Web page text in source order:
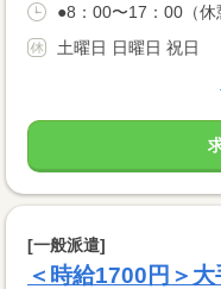
●8：00〜17：00（休
土曜日 日曜日 祝日
[一般派遣]
＜時給1700円＞